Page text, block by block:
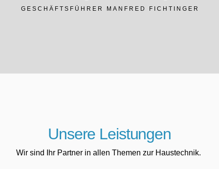
GESCHÄFTSFÜHRER MANFRED FICHTINGER
Unsere Leistungen
Wir sind Ihr Partner in allen Themen zur Haustechnik.